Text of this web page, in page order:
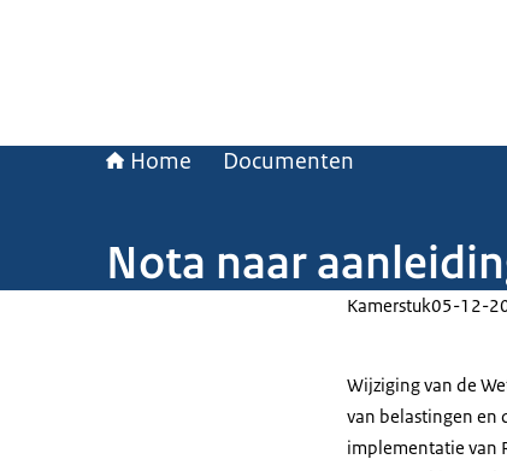
Home Documenten
Nota naar
Kamerstuk05-12-
Wijziging van de
van belastingen en
implementatie van